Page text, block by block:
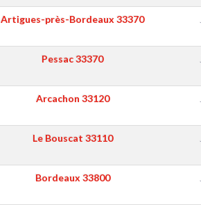
Artigues-près-Bordeaux 33370
Pessac33370
Arcachon 33120
Le Bouscat 33110
Bordeaux 33800